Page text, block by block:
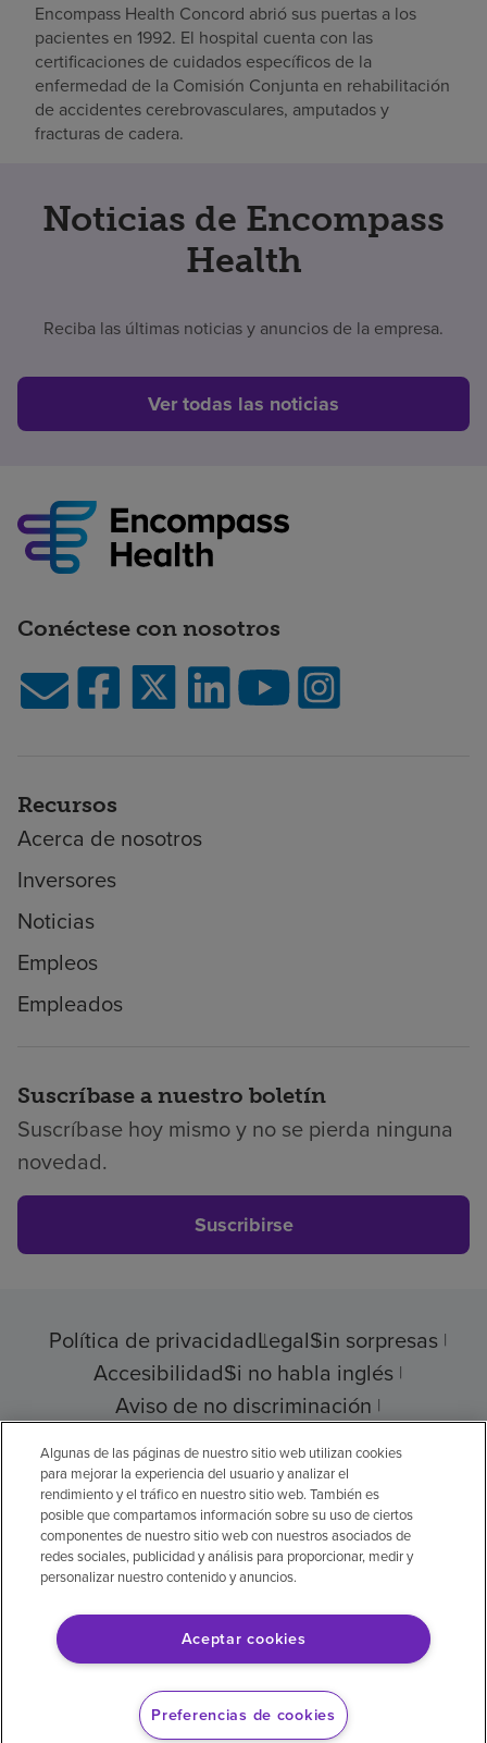
Encompass Health Concord abrió sus puertas a los
pacientes en 1992. El hospital cuenta con las
certificaciones de cuidados específicos de la
enfermedad de la Comisión Conjunta en rehabilitación
de accidentes cerebrovasculares, amputados y
fracturas de cadera.
Noticias de Encompass
Health
Reciba las últimas noticias y anuncios de la empresa.
Ver todas las noticias
Conéctese con nosotros
Recursos
Acerca de nosotros
Inversores
Noticias
Empleos
Empleados
Suscríbase a nuestro boletín
Suscríbase hoy mismo y no se pierda ninguna
novedad.
Suscribirse
Política de privacidadLegalSin sorpresas
AccesibilidadSi no habla inglés
Aviso de no discriminación
Cumplimiento de los proveedores
© 2026 Encompass Health Corporation
Preferencias de cookies
Aviso legal: Se tradujo con la ayuda de
inteligencia artificial (IA). La versión en inglés
es la versión oficial.
Algunas de las páginas de nuestro sitio web utilizan cookies
para mejorar la experiencia del usuario y analizar el
rendimiento y el tráfico en nuestro sitio web. También es
posible que compartamos información sobre su uso de ciertos
componentes de nuestro sitio web con nuestros asociados de
redes sociales, publicidad y análisis para proporcionar, medir y
personalizar nuestro contenido y anuncios.
Aceptar cookies
Preferencias de cookies